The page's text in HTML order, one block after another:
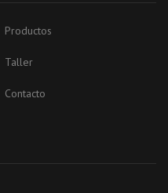
Productos
Taller
Contacto